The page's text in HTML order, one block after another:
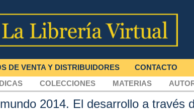
DE VENTA Y DISTRIBUIDORES
CONTACTO
COLECCIONES MATERIAS
2014. El desarrollo a través